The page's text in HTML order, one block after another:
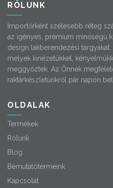
RÓLUNK
Importőrként szélesebb réteg
az igényes, prémium minőségű
design lakberendezési
melyek kinézetükkel,
meggyőztek. Az Önnek
raktárkészletünkről pár napon
OLDALAK
Termékek
Rólunk
Blog
Bemutatótermeink
Kapcsolat